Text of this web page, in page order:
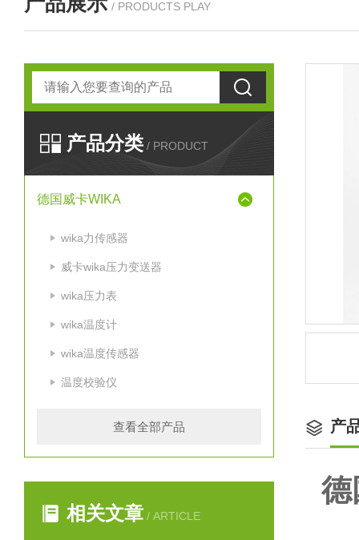
/ PRODUCTS PLAY
产品分类 / PRODUCT
德国威卡WIKA
wika力传感器
威卡wika压力变送器
wika压力表
wika温度计
wika温度传感器
温度校验仪
查看全部产品
相关文章 / ARTICLE
产
德